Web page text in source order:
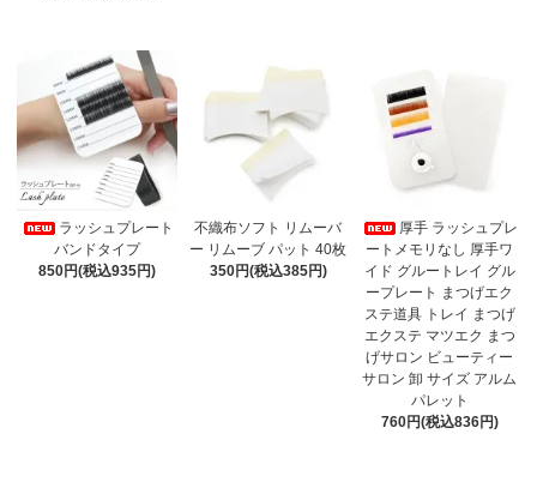
ラッシュプレート
バンドタイプ
850円(税込935円)
不織布ソフト リムーバ
ー リムーブ パット 40枚
350円(税込385円)
厚手 ラッシュプレ
ートメモリなし 厚手ワ
イド グルートレイ グル
ープレート まつげエク
ステ道具 トレイ まつげ
エクステ マツエク まつ
げサロン ビューティー
サロン 卸 サイズ アルム
パレット
760円(税込836円)